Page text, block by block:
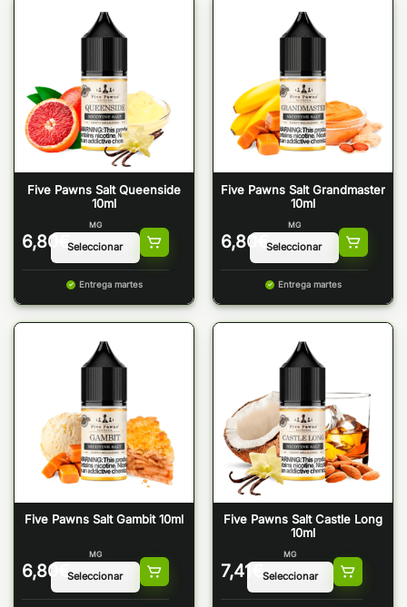
Five Pawns Salt Queenside
10ml
6,80 €
MG
Entrega martes
Five Pawns Salt Grandmaster
10ml
6,80 €
MG
Entrega martes
Five Pawns Salt Gambit 10ml
6,80 €
MG
Five Pawns Salt Castle Long
10ml
7,41
MG